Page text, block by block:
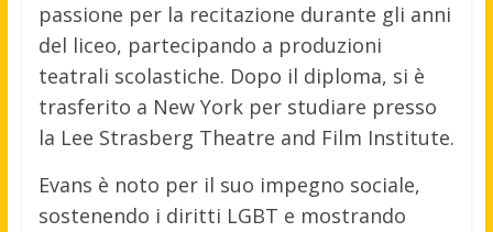
passione per la recitazione durante gli anni
del liceo, partecipando a produzioni
teatrali scolastiche. Dopo il diploma, si è
trasferito a New York per studiare presso
la Lee Strasberg Theatre and Film Institute.
Evans è noto per il suo impegno sociale,
sostenendo i diritti LGBT e mostrando